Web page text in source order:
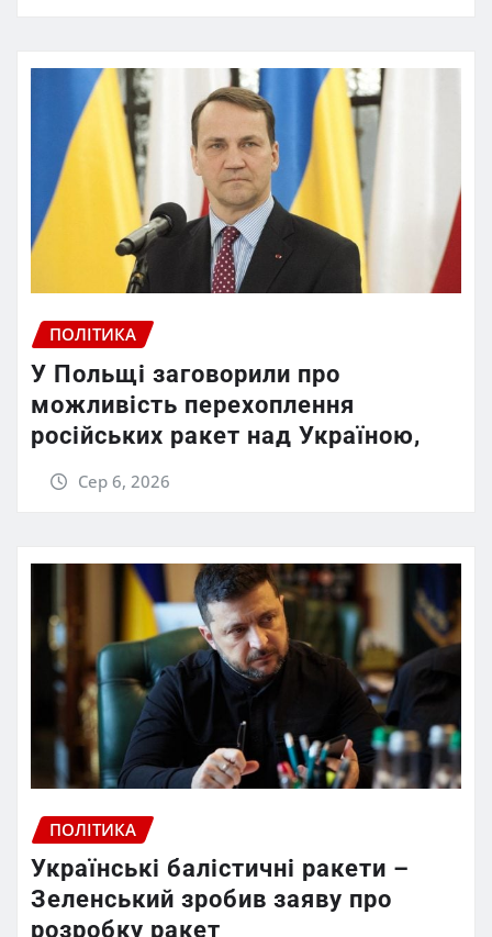
ПОЛІТИКА
У Польщі заговорили про
можливість перехоплення
російських ракет над Україною,
Сер 6, 2026
ПОЛІТИКА
Українські балістичні ракети –
Зеленський зробив заяву про
розробку ракет